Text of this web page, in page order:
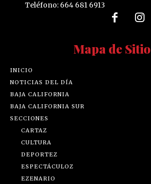
Teléfono: 664 681 6913
Mapa de Sitio
INICIO
NOTICIAS DEL DÍA
BAJA CALIFORNIA
BAJA CALIFORNIA SUR
SECCIONES
CARTAZ
CULTURA
DEPORTEZ
ESPECTÁCULOZ
EZENARIO